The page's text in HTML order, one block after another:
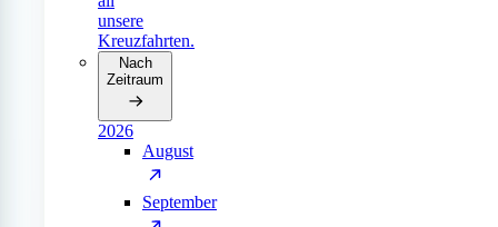
unsere
Kreuzfahrten.
Nach
Zeitraum
2026
August
September